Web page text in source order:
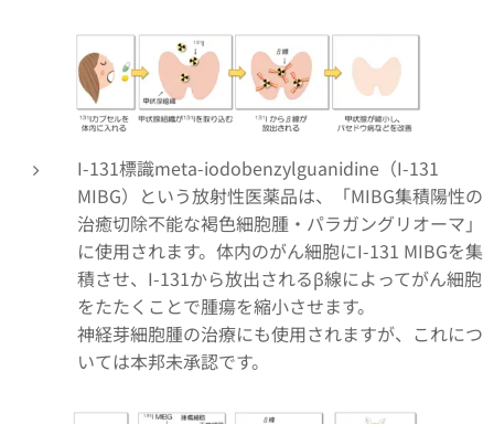
I-131標識meta-iodobenzylguanidine（I-131
MIBG）という放射性医薬品は、「MIBG集積陽性の
治癒切除不能な褐色細胞腫・パラガングリオーマ」
に使用されます。体内のがん細胞にI-131 MIBGを集
積させ、I-131から放出されるβ線によってがん細胞
をたたくことで腫瘍を縮小させます。
神経芽細胞腫の治療にも使用されますが、これにつ
いては本邦未承認です。